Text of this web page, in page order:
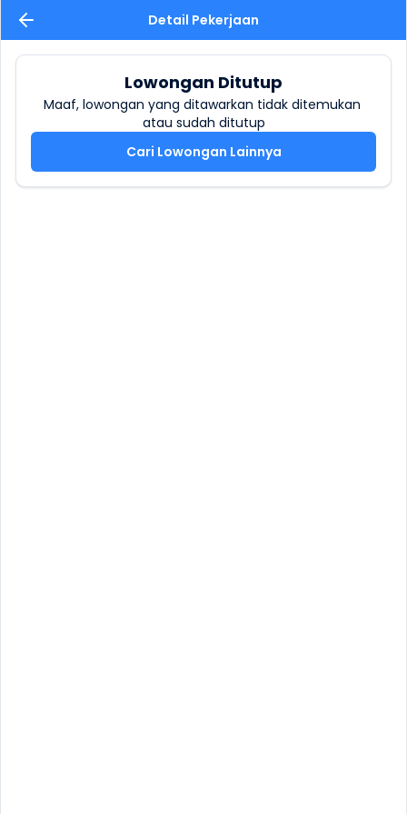
Detail Pekerjaan
Lowongan Ditutup
Maaf, lowongan yang ditawarkan tidak ditemukan
atau sudah ditutup
Cari Lowongan Lainnya